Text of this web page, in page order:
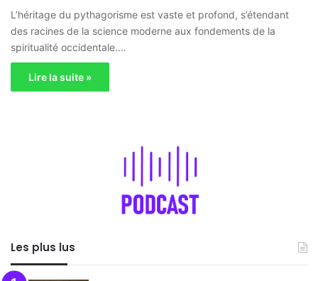
L’héritage du pythagorisme est vaste et profond, s’étendant
des racines de la science moderne aux fondements de la
spiritualité occidentale.…
Lire la suite »
Les plus lus